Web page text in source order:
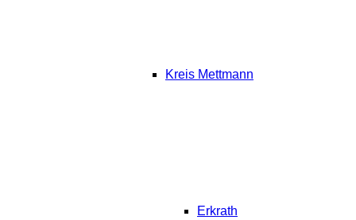
Kreis Mettmann
Erkrath